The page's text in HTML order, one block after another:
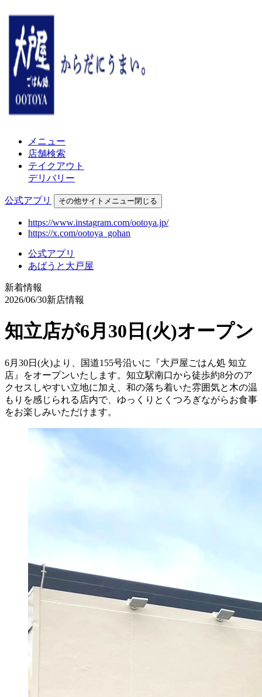
メニュー
店舗検索
テイクアウト
デリバリー
公式アプリ その他サイトメニュー閉じる
https://www.instagram.com/ootoya.jp/
https://x.com/ootoya_gohan
公式アプリ
あばうと大戸屋
新着情報
2026/06/30新店情報
知立店が6月30日(火)オープン
6月30日(火)より、国道155号沿いに『大戸屋ごはん処 知立
店』をオープンいたします。知立駅南口から徒歩約8分のア
クセスしやすい立地に加え、和の落ち着いた雰囲気と木の温
もりを感じられる店内で、ゆっくりとくつろぎながらお食事
をお楽しみいただけます。